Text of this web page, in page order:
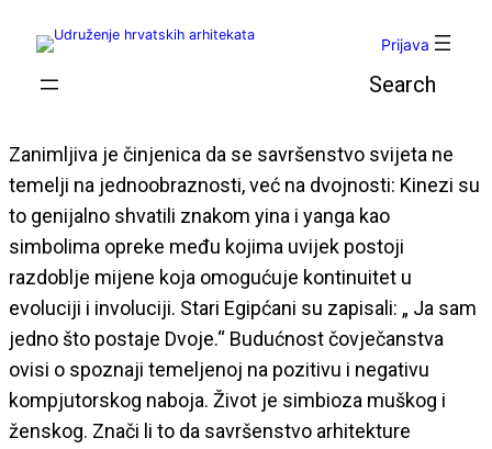
Prijava
Zanimljiva je činjenica da se savršenstvo svijeta ne
temelji na jednoobraznosti, već na dvojnosti: Kinezi su
to genijalno shvatili znakom yina i yanga kao
simbolima opreke među kojima uvijek postoji
razdoblje mijene koja omogućuje kontinuitet u
evoluciji i involuciji. Stari Egipćani su zapisali: „ Ja sam
jedno što postaje Dvoje.“ Budućnost čovječanstva
ovisi o spoznaji temeljenoj na pozitivu i negativu
kompjutorskog naboja. Život je simbioza muškog i
ženskog. Znači li to da savršenstvo arhitekture